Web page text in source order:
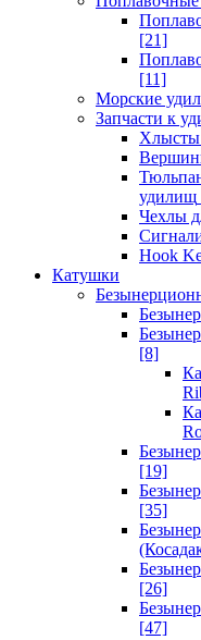
[21]
[11]
Морские
Запчасти к
Хлысты
удилищ
Чехлы
Hook
Катушки
[8]
[19]
[35]
[26]
[47]